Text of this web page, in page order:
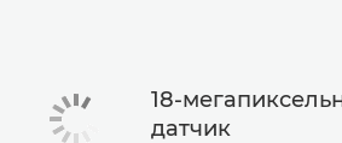
18-
датчик